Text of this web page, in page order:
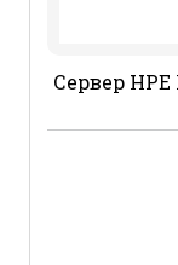
Сервер HPE